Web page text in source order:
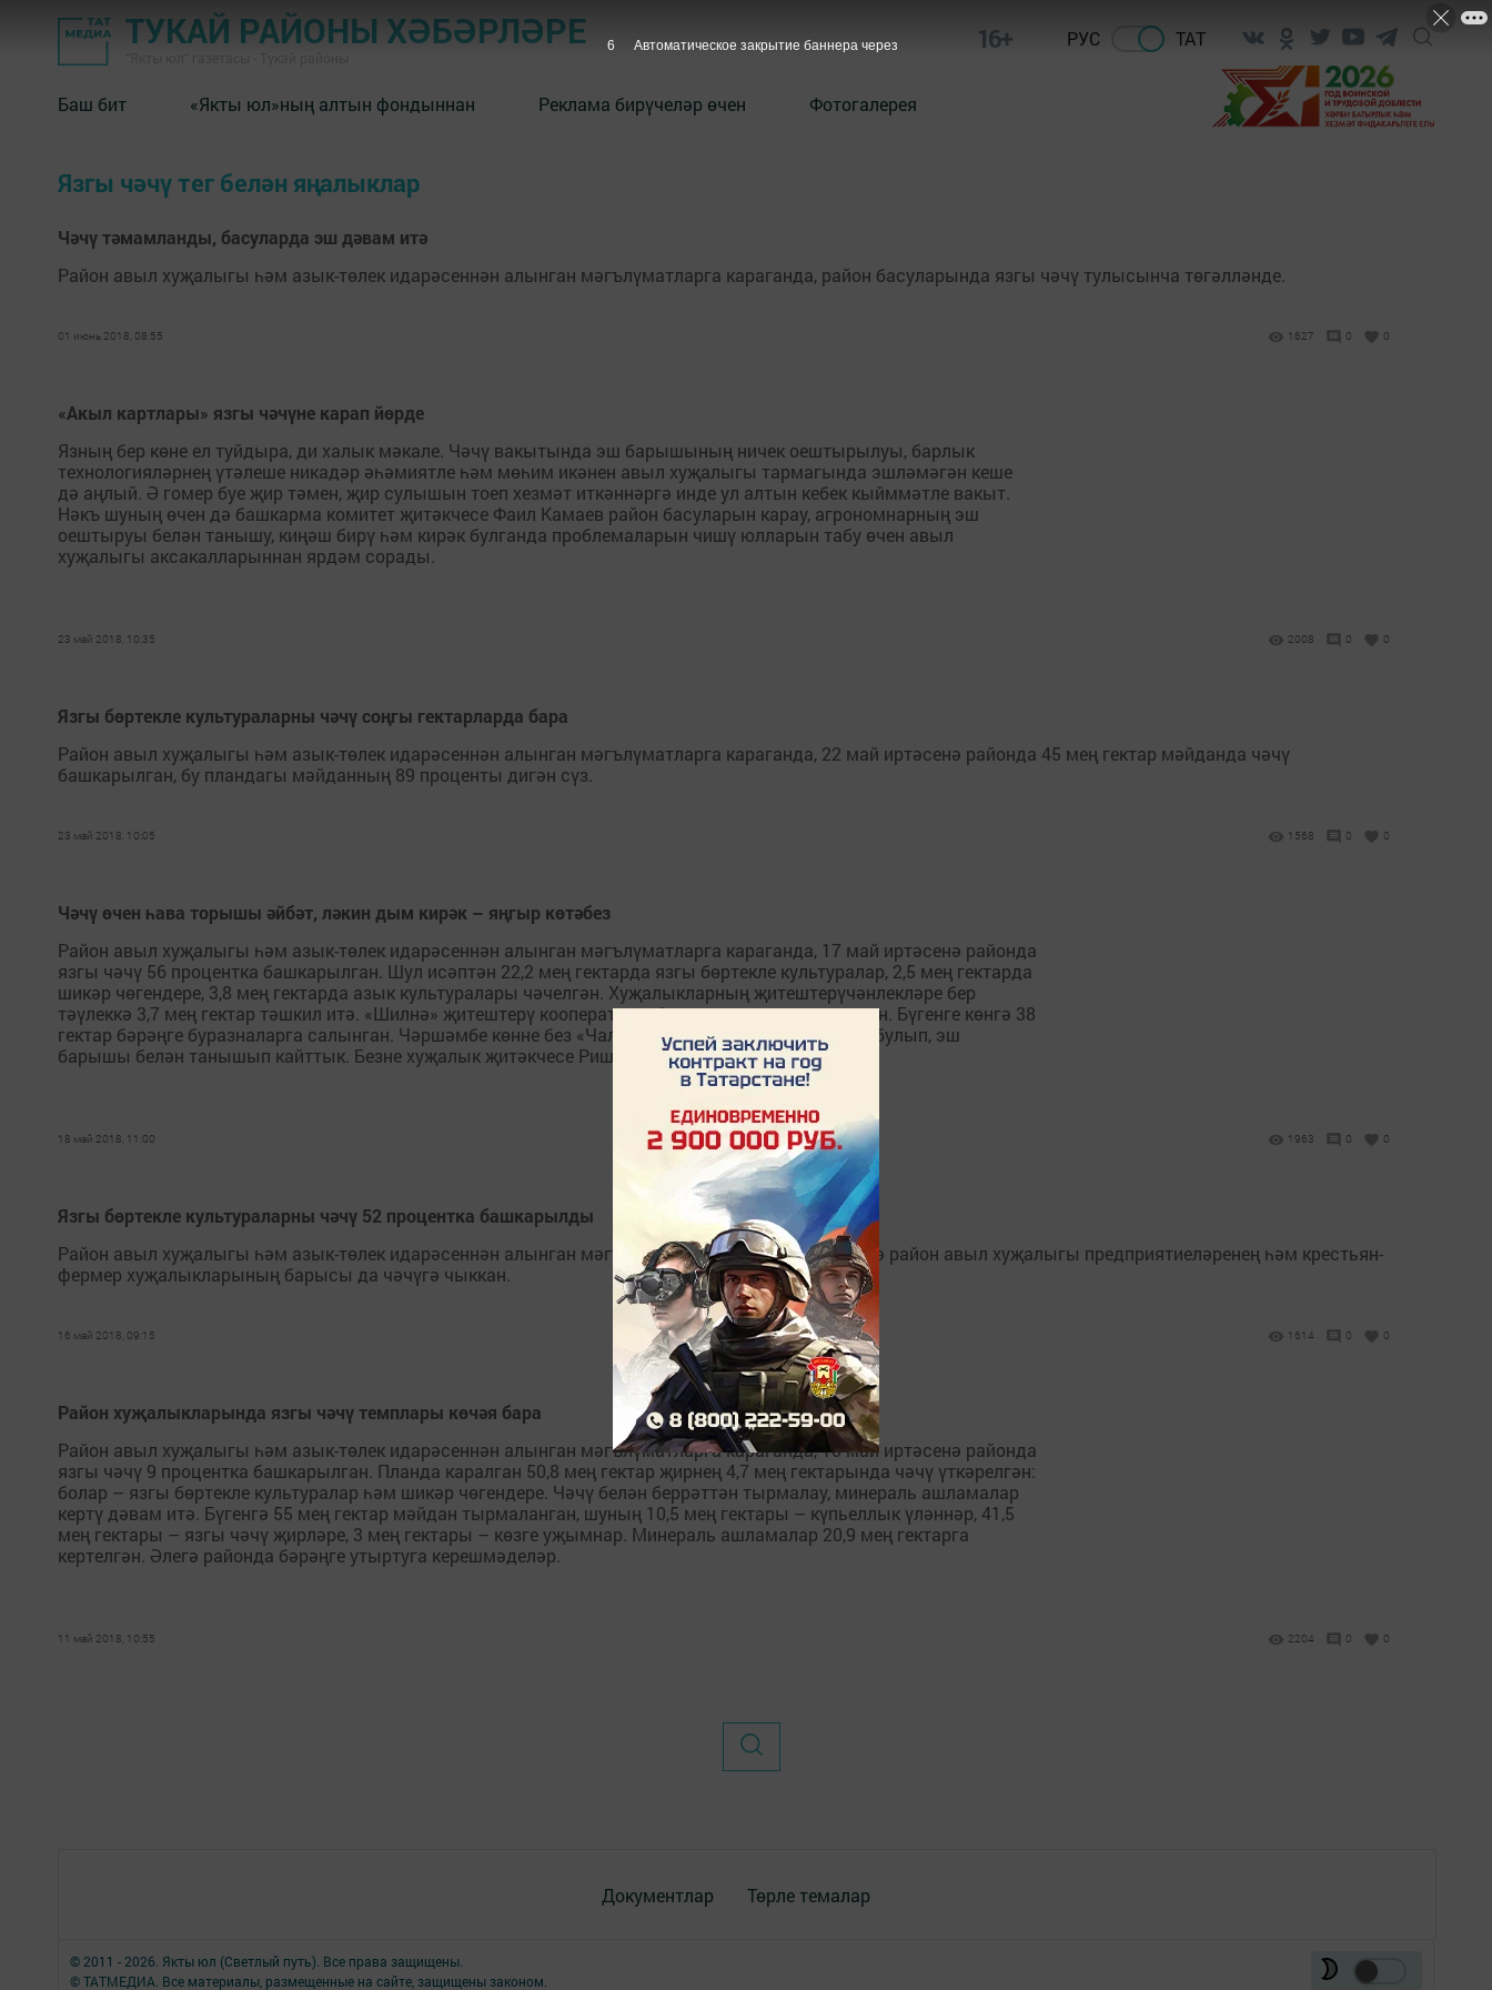
ТУКАЙ РАЙОНЫ ХӘБӘРЛӘРЕ 16+ РУС ТАТ
Баш бит «Якты юл»ның алтын фондыннан Реклама бирүчеләр өчен Фотогалерея
Язгы чәчү тег белән яңалыклар
Чәчү тәмамланды, басуларда эш дәвам итә
Район авыл хуҗалыгы һәм азык-төлек идарәсеннән алынган мәгълүматларга караганда, район басуларында язгы чәчү тулысынча төгәлләнде.
01 июнь 2018, 08:55 1627 0 0
«Акыл картлары» язгы чәчүне карап йөрде
Язның бер көне ел туйдыра, ди халык мәкале. Чәчү вакытында эш барышының ничек оештырылуы, барлык
технологияләрнең үтәлеше никадәр әһәмиятле һәм мөһим икәнен авыл хуҗалыгы тармагында эшләмәгән кеше
дә аңлый. Ә гомер буе җир тәмен, җир сулышын тоеп хезмәт иткәннәргә инде ул алтын кебек кыйммәтле вакыт.
Нәкъ шуның өчен дә башкарма комитет җитәкчесе Фаил Камаев район басуларын карау, агрономнарның эш
оештыруы белән танышу, киңәш бирү һәм кирәк булганда проблемаларын чишү юлларын табу өчен авыл
хуҗалыгы аксакалларыннан ярдәм сорады.
23 май 2018, 10:35 2008 0 0
Язгы бөртекле культураларны чәчү соңгы гектарларда бара
Район авыл хуҗалыгы һәм азык-төлек идарәсеннән алынган мәгълүматларга караганда, 22 май иртәсенә районда 45 мең гектар мәйданда чәчү
башкарылган, бу пландагы мәйданның 89 проценты дигән сүз.
23 май 2018, 10:05 1568 0 0
Чәчү өчен һава торышы әйбәт, ләкин дым кирәк – яңгыр көтәбез
Район авыл хуҗалыгы һәм азык-төлек идарәсеннән алынган мәгълүматларга караганда, 17 май иртәсенә районда
язгы чәчү 56 процентка башкарылган. Шул исәптән 22,2 мең гектарда язгы бөртекле культуралар, 2,5 мең гектарда
шикәр чөгендере, 3,8 мең гектарда азык культуралары чәчелгән. Хуҗалыкларның җитештерүчәнлекләре бер
тәүлеккә 3,7 мең гектар тәшкил итә. «Шилнә» җитештерү кооперативы бәрәңге утыртуга керешкән. Бүгенге көнгә 38
гектар бәрәңге буразналарга салынган. Чәршәмбе көнне без «Чаллы яшелчәсе+» хуҗалыгында булып, эш
барышы белән танышып кайттык. Безне хуҗалык җитәкчесе Ришат Хатыйпов каршы алды.
18 май 2018, 11:00 1963 0 0
Язгы бөртекле культураларны чәчү 52 процентка башкарылды
Район авыл хуҗалыгы һәм азык-төлек идарәсеннән алынган мәгълүматларга караганда, бүгенгә район авыл хуҗалыгы предприятиеләренең һәм крестьян-
фермер хуҗалыкларының барысы да чәчүгә чыккан.
16 май 2018, 09:15 1614 0 0
Район хуҗалыкларында язгы чәчү темплары көчәя бара
Район авыл хуҗалыгы һәм азык-төлек идарәсеннән алынган мәгълүматларга караганда, 10 май иртәсенә районда
язгы чәчү 9 процентка башкарылган. Планда каралган 50,8 мең гектар җирнең 4,7 мең гектарында чәчү үткәрелгән:
болар – язгы бөртекле культуралар һәм шикәр чөгендере. Чәчү белән беррәттән тырмалау, минераль ашламалар
кертү дәвам итә. Бүгенгә 55 мең гектар мәйдан тырмаланган, шуның 10,5 мең гектары – күпьеллык үләннәр, 41,5
мең гектары – язгы чәчү җирләре, 3 мең гектары – көзге уҗымнар. Минераль ашламалар 20,9 мең гектарга
кертелгән. Әлегә районда бәрәңге утыртуга керешмәделәр.
11 май 2018, 10:55 2204 0 0
Документлар Төрле темалар
© 2011 - 2026. Якты юл (Светлый путь). Все права защищены.
© ТАТМЕДИА. Все материалы, размещенные на сайте, защищены законом.
6 Автоматическое закрытие баннера через